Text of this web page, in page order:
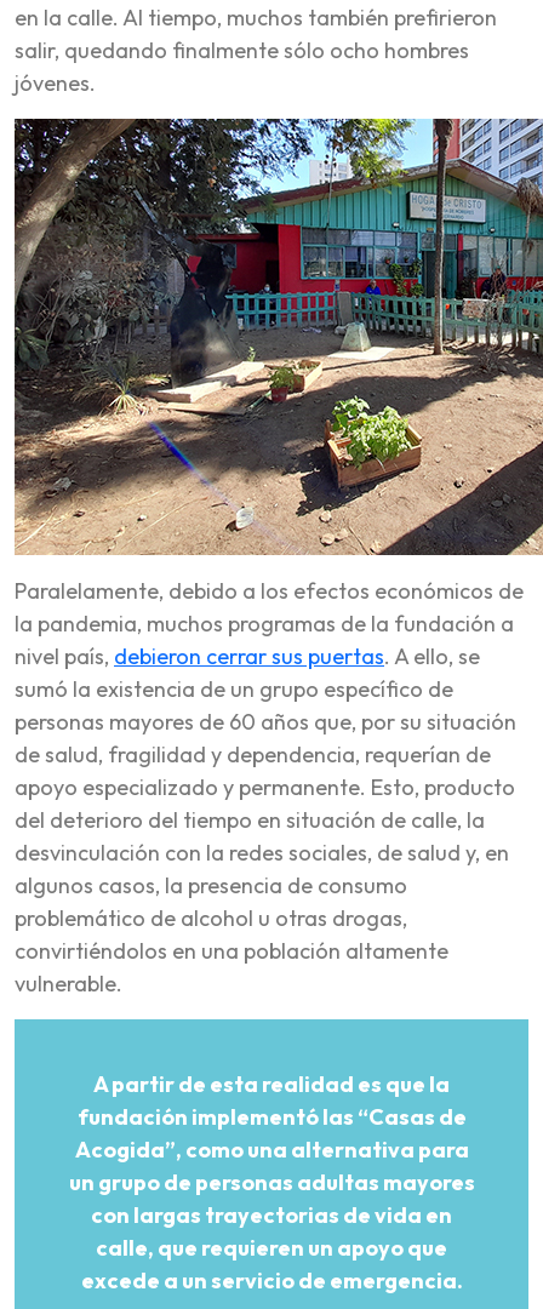
en la calle. Al tiempo, muchos también prefirieron
salir, quedando finalmente sólo ocho hombres
jóvenes.
Paralelamente, debido a los efectos económicos de
la pandemia, muchos programas de la fundación a
nivel país, debieron cerrar sus puertas. A ello, se
sumó la existencia de un grupo específico de
personas mayores de 60 años que, por su situación
de salud, fragilidad y dependencia, requerían de
apoyo especializado y permanente. Esto, producto
del deterioro del tiempo en situación de calle, la
desvinculación con la redes sociales, de salud y, en
algunos casos, la presencia de consumo
problemático de alcohol u otras drogas,
convirtiéndolos en una población altamente
vulnerable.
A partir de esta realidad es que la
fundación implementó las “Casas de
Acogida”, como una alternativa para
un grupo de personas adultas mayores
con largas trayectorias de vida en
calle, que requieren un apoyo que
excede a un servicio de emergencia.